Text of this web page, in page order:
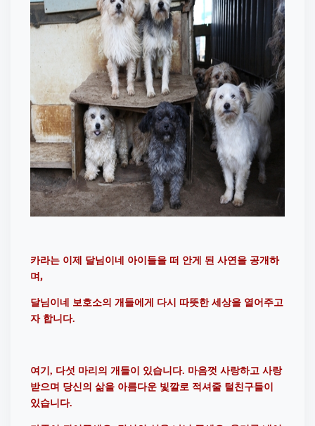
카라는 이제 달님이네 아이들을 떠 안게 된 사연을 공개하
며,
달님이네 보호소의 개들에게 다시 따뜻한 세상을 열어주고
자 합니다.
여기 , 다섯 마리의 개들이 있습니다. 마음껏 사랑하고 사랑
받으며 당신의 삶을 아름다운 빛깔로 적셔줄 털친구들이
있습니다.